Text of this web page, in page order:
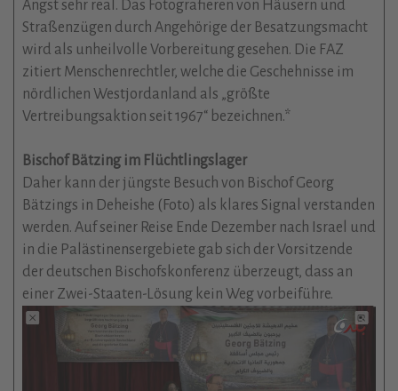
Angst sehr real. Das Fotografieren von Häusern und
Straßenzügen durch Angehörige der Besatzungsmacht
wird als unheilvolle Vorbereitung gesehen. Die FAZ
zitiert Menschenrechtler, welche die Geschehnisse im
nördlichen Westjordanland als „größte
Vertreibungsaktion seit 1967“ bezeichnen.*
Bischof Bätzing im Flüchtlingslager
Daher kann der jüngste Besuch von Bischof Georg
Bätzings in Deheishe (Foto) als klares Signal verstanden
werden. Auf seiner Reise Ende Dezember nach Israel und
in die Palästinensergebiete gab sich der Vorsitzende
der deutschen Bischofskonferenz überzeugt, dass an
einer Zwei-Staaten-Lösung kein Weg vorbeiführe.